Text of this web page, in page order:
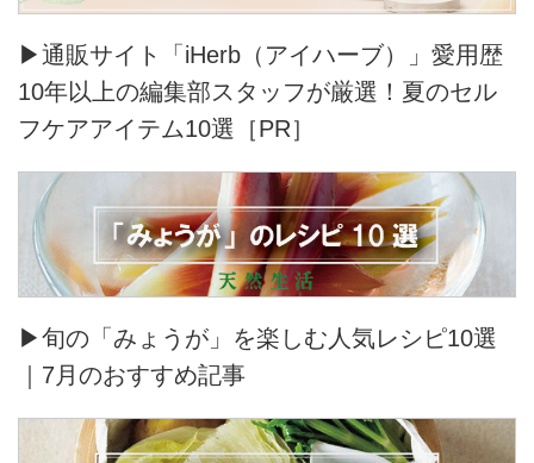
▶通販サイト「iHerb（アイハーブ）」愛用歴
10年以上の編集部スタッフが厳選！夏のセル
フケアアイテム10選［PR］
▶旬の「みょうが」を楽しむ人気レシピ10選
｜7月のおすすめ記事